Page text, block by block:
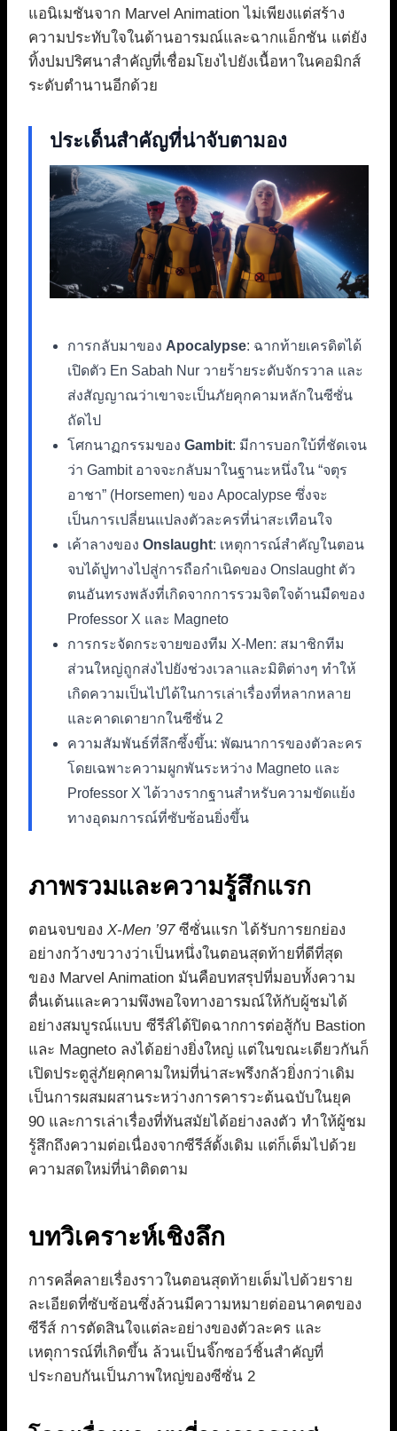
แอนิเมชันจาก Marvel Animation ไม่เพียงแต่สร้าง
ความประทับใจในด้านอารมณ์และฉากแอ็กชัน แต่ยัง
ทิ้งปมปริศนาสำคัญที่เชื่อมโยงไปยังเนื้อหาในคอมิกส์
ระดับตำนานอีกด้วย
ประเด็นสำคัญที่น่าจับตามอง
การกลับมาของ Apocalypse: ฉากท้ายเครดิตได้
เปิดตัว En Sabah Nur วายร้ายระดับจักรวาล และ
ส่งสัญญาณว่าเขาจะเป็นภัยคุกคามหลักในซีซั่น
ถัดไป
โศกนาฏกรรมของ Gambit: มีการบอกใบ้ที่ชัดเจน
ว่า Gambit อาจจะกลับมาในฐานะหนึ่งใน “จตุร
อาชา” (Horsemen) ของ Apocalypse ซึ่งจะ
เป็นการเปลี่ยนแปลงตัวละครที่น่าสะเทือนใจ
เค้าลางของ Onslaught: เหตุการณ์สำคัญในตอน
จบได้ปูทางไปสู่การถือกำเนิดของ Onslaught ตัว
ตนอันทรงพลังที่เกิดจากการรวมจิตใจด้านมืดของ
Professor X และ Magneto
การกระจัดกระจายของทีม X-Men: สมาชิกทีม
ส่วนใหญ่ถูกส่งไปยังช่วงเวลาและมิติต่างๆ ทำให้
เกิดความเป็นไปได้ในการเล่าเรื่องที่หลากหลาย
และคาดเดายากในซีซั่น 2
ความสัมพันธ์ที่ลึกซึ้งขึ้น: พัฒนาการของตัวละคร
โดยเฉพาะความผูกพันระหว่าง Magneto และ
Professor X ได้วางรากฐานสำหรับความขัดแย้ง
ทางอุดมการณ์ที่ซับซ้อนยิ่งขึ้น
ภาพรวมและความรู้สึกแรก
ตอนจบของ X-Men ’97ซีซั่นแรก ได้รับการยกย่อง
อย่างกว้างขวางว่าเป็นหนึ่งในตอนสุดท้ายที่ดีที่สุด
ของ Marvel Animation มันคือบทสรุปที่มอบทั้งความ
ตื่นเต้นและความพึงพอใจทางอารมณ์ให้กับผู้ชมได้
อย่างสมบูรณ์แบบ ซีรีส์ได้ปิดฉากการต่อสู้กับ Bastion
และ Magneto ลงได้อย่างยิ่งใหญ่ แต่ในขณะเดียวกันก็
เปิดประตูสู่ภัยคุกคามใหม่ที่น่าสะพรึงกลัวยิ่งกว่าเดิม
เป็นการผสมผสานระหว่างการคารวะต้นฉบับในยุค
90 และการเล่าเรื่องที่ทันสมัยได้อย่างลงตัว ทำให้ผู้ชม
รู้สึกถึงความต่อเนื่องจากซีรีส์ดั้งเดิม แต่ก็เต็มไปด้วย
ความสดใหม่ที่น่าติดตาม
บทวิเคราะห์เชิงลึก
การคลี่คลายเรื่องราวในตอนสุดท้ายเต็มไปด้วยราย
ละเอียดที่ซับซ้อนซึ่งล้วนมีความหมายต่ออนาคตของ
ซีรีส์ การตัดสินใจแต่ละอย่างของตัวละคร และ
เหตุการณ์ที่เกิดขึ้น ล้วนเป็นจิ๊กซอว์ชิ้นสำคัญที่
ประกอบกันเป็นภาพใหญ่ของซีซั่น 2